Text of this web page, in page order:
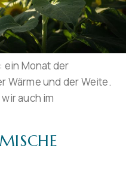
ein Monat der
Wärme und der Weite.
auch im